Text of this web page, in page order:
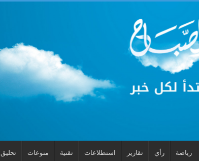
رياضة رأي تقارير استطلاعات تقنية منوعات تحليق